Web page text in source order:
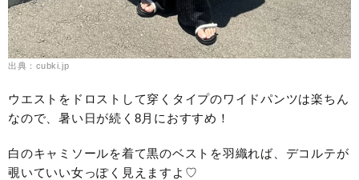
出典：cubki.jp
ウエストをドロストして穿くタイプのワイドパンツは楽ちん
なので、暑い日が続く8月におすすめ！
白のキャミソールを着て黒のベストを羽織れば、デコルテが
覗いていい女っぽく見えますよ♡